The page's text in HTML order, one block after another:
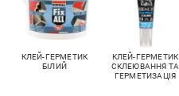
КЛЕЙ-ГЕРМЕТИК
БІЛИЙ
КЛЕЙ-ГЕРМЕТИК
СКЛЕЮВАННЯ ТА
ГЕРМЕТИЗАЦІЯ